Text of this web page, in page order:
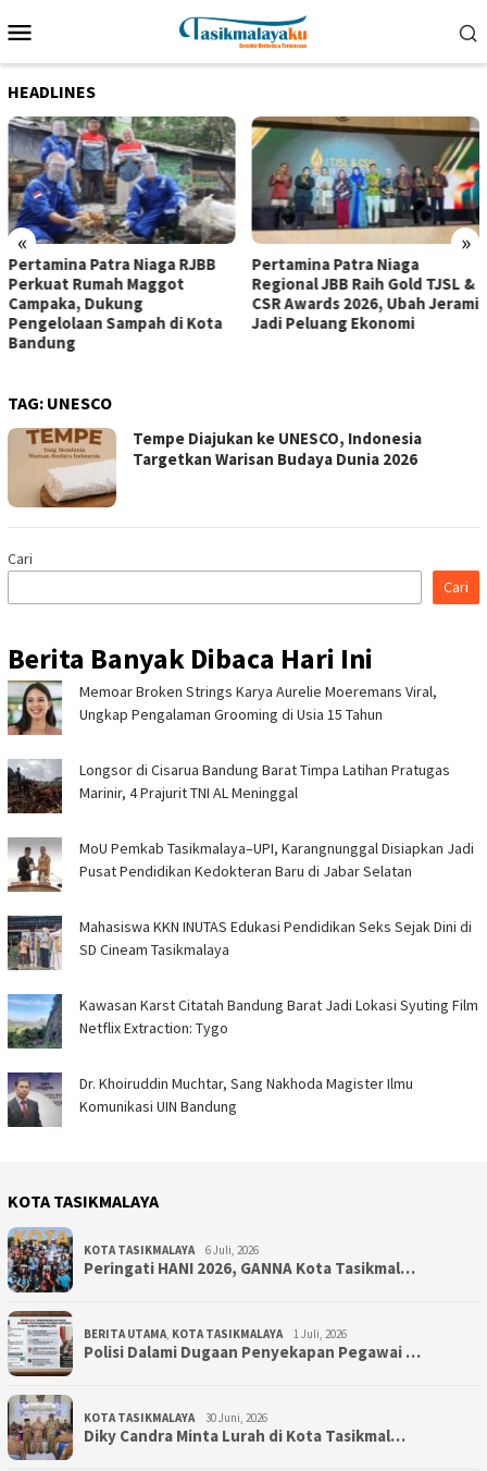
ke
Mobile
HEADLINES
« »
Pertamina Patra Niaga RJBB
Perkuat Rumah Maggot
Campaka, Dukung
Pengelolaan Sampah di Kota
Bandung
Pertamina Patra Niaga
Regional JBB Raih Gold TJSL &
CSR Awards 2026, Ubah Jerami
Jadi Peluang Ekonomi
TAG: UNESCO
Tempe Diajukan ke UNESCO, Indonesia
Targetkan Warisan Budaya Dunia 2026
Cari
Cari
Berita Banyak Dibaca Hari Ini
Memoar Broken Strings Karya Aurelie Moeremans Viral,
Ungkap Pengalaman Grooming di Usia 15 Tahun
Longsor di Cisarua Bandung Barat Timpa Latihan Pra­tugas
Marinir, 4 Prajurit TNI AL Meninggal
MoU Pemkab Tasikmalaya–UPI, Karangnunggal Disiapkan Jadi
Pusat Pendidikan Kedokteran Baru di Jabar Selatan
Mahasiswa KKN INUTAS Edukasi Pendidikan Seks Sejak Dini di
SD Cineam Tasikmalaya
Kawasan Karst Citatah Bandung Barat Jadi Lokasi Syuting Film
Netflix Extraction: Tygo
Dr. Khoiruddin Muchtar, Sang Nakhoda Magister Ilmu
Komunikasi UIN Bandung
KOTA TASIKMALAYA
KOTA TASIKMALAYA 6 Juli, 2026
Peringati HANI 2026, GANNA Kota Tasikmal…
BERITA UTAMA KOTA TASIKMALAYA 1 Juli, 2026
Polisi Dalami Dugaan Penyekapan Pegawai …
KOTA TASIKMALAYA 30 Juni, 2026
Diky Candra Minta Lurah di Kota Tasikmal…